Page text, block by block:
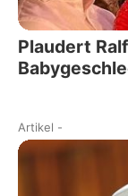
Plaudert
Artikel -